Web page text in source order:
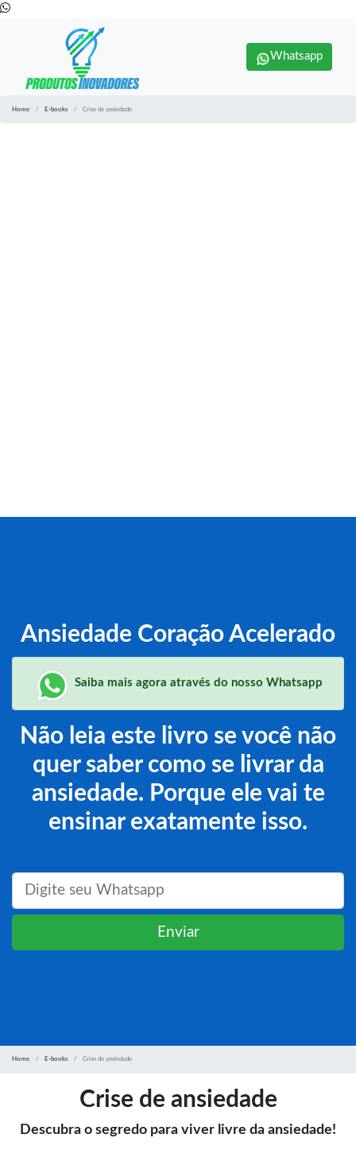
Whatsapp
Home E-books Crise de ansiedade
Ansiedade Coração Acelerado
Saiba mais agora através do nosso Whatsapp
Não leia este livro se você não
quer saber como se livrar da
ansiedade. Porque ele vai te
ensinar exatamente isso.
Enviar
Home E-books Crise de ansiedade
Crise de ansiedade
Descubra o segredo para viver livre da ansiedade!